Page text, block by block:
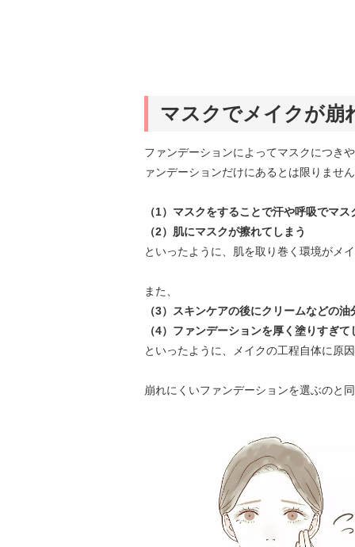
マスクでメイクが崩
ファンデーションによってマスクにつき
ァンデーションだけにあるとは限りませ
（1）マスクをすることで汗や呼吸でマ
（2）肌にマスクが擦れてしまう
といったように、肌を取り巻く環境がメ
また、
（3）スキンケアの後にクリームなどの
（4）ファンデーションを厚く塗りすぎ
といったように、メイクの工程自体に原
崩れにくいファンデーションを選ぶのと